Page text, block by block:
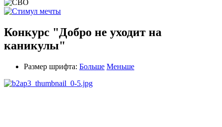
Конкурс "Добро не уходит на
каникулы"
Размер шрифта: Больше Меньше